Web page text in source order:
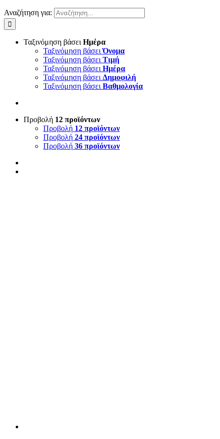
Αναζήτηση για:
Ταξινόμηση βάσει Ημέρα
Ταξινόμηση βάσειΌνομα
Ταξινόμηση βάσει Τιμή
Ταξινόμηση βάσει Ημέρα
Ταξινόμηση βάσει Δημοφιλή
Ταξινόμηση βάσει Βαθμολογία
Προβολή 12 προϊόντων
Προβολή 12 προϊόντων
Προβολή 24 προϊόντων
Προβολή 36 προϊόντων